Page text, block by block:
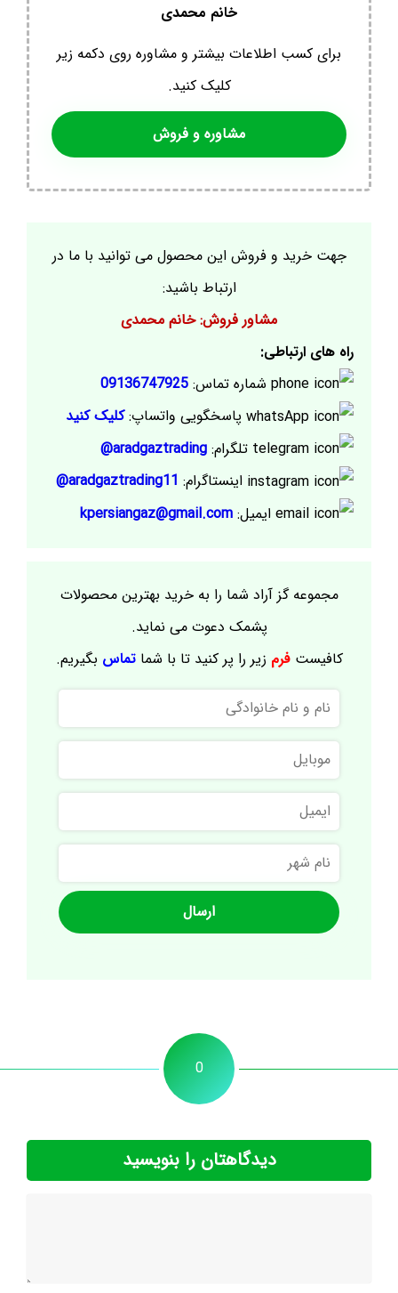
خانم محمدی
برای کسب اطلاعات بیشتر و مشاوره روی دکمه زیر
کلیک کنید.
مشاوره و فروش
جهت خرید و فروش این محصول می توانید با ما در
ارتباط باشید:
مشاور فروش: خانم محمدی
راه های ارتباطی:
شماره تماس: 09136747925
پاسخگویی واتساپ:کلیک کنید
تلگرام: aradgaztrading@
اینستاگرام: aradgaztrading11@
ایمیل: kpersiangaz@gmail.com
مجموعه گز آراد شما را به خرید بهترین محصولات
پشمک دعوت می نماید.
کافیستفرم زیر را پر کنید تا با شماتماس بگیریم.
نام
و
نام
خانوادگی
موبایل
ایمیل
نام
شهر
0
دیدگاهتان را بنویسید